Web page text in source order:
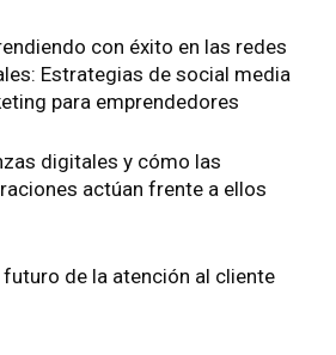
con éxito en las redes
Estrategias de social media
para emprendedores
digitales y cómo las
actúan frente a ellos
futuro de la atención al cliente